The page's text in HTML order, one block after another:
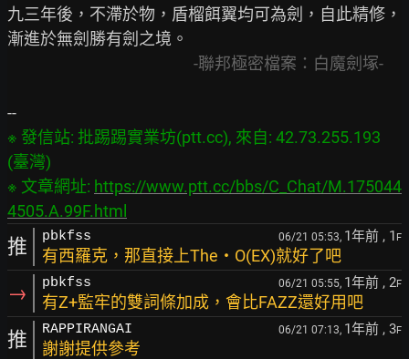
九三年後，不滯於物，盾榴餌翼均可為劍，自此精修，
漸進於無劍勝有劍之境。
              -聯邦極密檔案：白魔劍塚-
※ 發信站: 批踢踢實業坊(ptt.cc), 來自: 42.73.255.193
(臺灣)
※ 文章網址: https://www.ptt.cc/bbs/C_Chat/M.175044
4505.A.99F.html
推 pbkfss 06/21 05:53, 1年前 , 1 F
有西羅克，那直接上The・O(EX)就好了吧
→ pbkfss 06/21 05:55, 1年前 , 2F
有Z+監牢的雙詞條加成，會比FAZZ還好用吧
推 RAPPIRANGAI 06/21 07:13, 1年前 , 3F
謝謝提供參考